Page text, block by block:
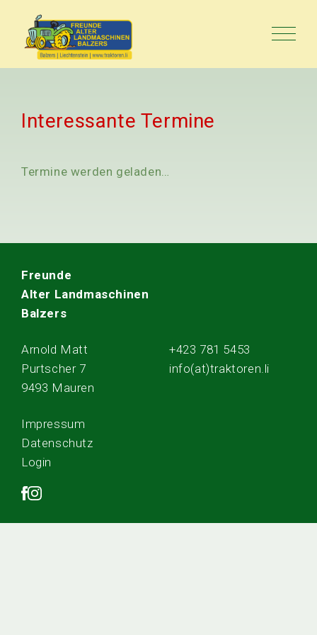
Interessante Termine
Termine werden geladen…
Freunde
Alter Landmaschinen
Balzers
Arnold Matt
Purtscher 7
9493 Mauren
+423 781 5453
info(at)traktoren.li
Impressum
Datenschutz
Login